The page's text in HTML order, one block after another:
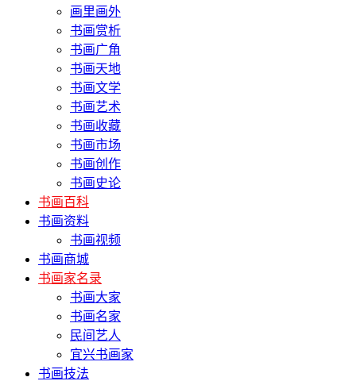
画里画外
书画赏析
书画广角
书画天地
书画文学
书画艺术
书画收藏
书画市场
书画创作
书画史论
书画百科
书画资料
书画视频
书画商城
书画家名录
书画大家
书画名家
民间艺人
宜兴书画家
书画技法